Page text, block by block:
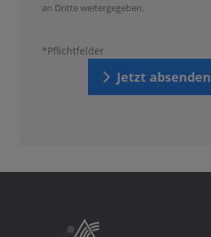
an Dritte weitergegeben.
*Pflichtfelder
Jetzt absenden